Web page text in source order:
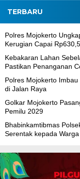
TERBARU
Polres Mojokerto
Kerugian Capai
Kebakaran Lahan
Pastikan Penanganan
Polres Mojokerto
di Jalan Raya
Golkar Mojokerto
Pemilu 2029
Bhabinkamtibmas
Serentak kepada